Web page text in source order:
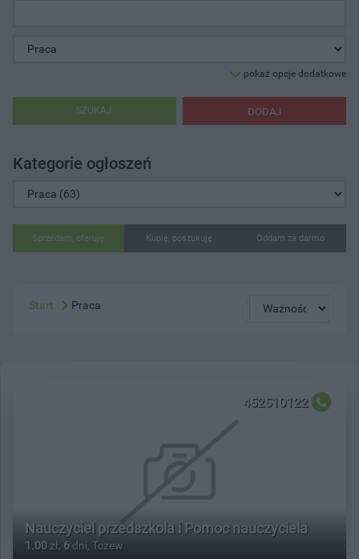
pokaż opcje dodatkowe
DODAJ
SZUKAJ
Kategorie ogłoszeń
Sprzedam, oferuję Kupię, poszukuję Oddam za darmo
Start Praca
452510122
Nauczyciel przedszkola i Pomoc nauczyciela
1.00 zł, 6 dni, Tczew